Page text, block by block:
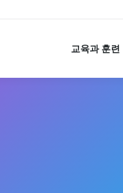
교육과 훈련
교육과 훈련